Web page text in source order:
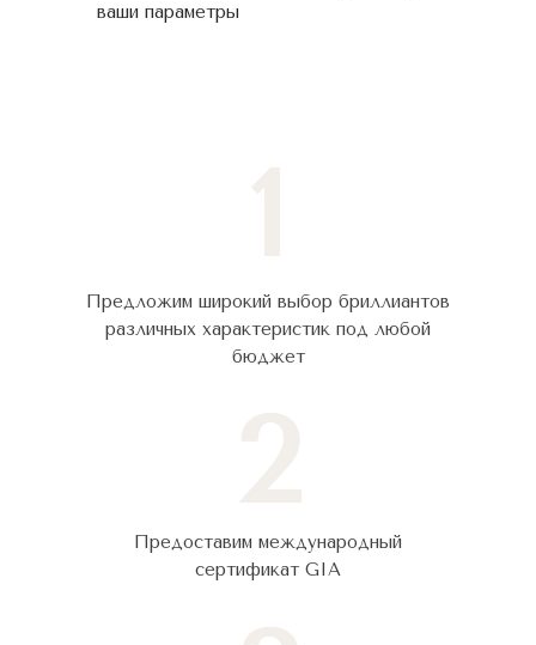
ваши параметры
Предложим широкий выбор бриллиантов
различных характеристик под любой
бюджет
Предоставим международный
сертификат GIA